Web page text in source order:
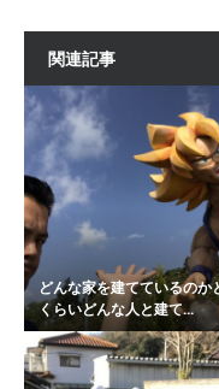
関連記事
どんな家を建てているのか
くらいどんな人と建て...